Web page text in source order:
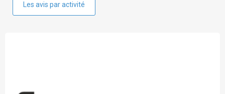
Les avis par activité